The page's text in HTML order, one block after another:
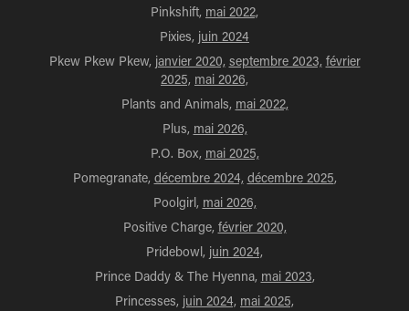
Pinkshift, mai 2022,
Pixies, juin 2024
Pkew Pkew Pkew, janvier 2020, septembre 2023, février
2025, mai 2026,
Plants and Animals, mai 2022,
Plus, mai 2026,
P.O. Box, mai 2025,
Pomegranate, décembre 2024, décembre 2025,
Poolgirl, mai 2026,
Positive Charge, février 2020,
Pridebowl, juin 2024,
Prince Daddy & The Hyenna, mai 2023,
Princesses, juin 2024, mai 2025,